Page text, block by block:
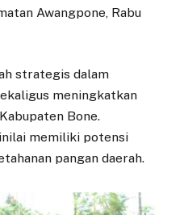
Awangpone, Rabu
strategis dalam
meningkatkan
Bone.
memiliki potensi
pangan daerah.